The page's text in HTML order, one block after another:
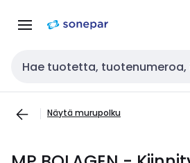
navigointiinsisältöön
Haku
Näytä murupolku